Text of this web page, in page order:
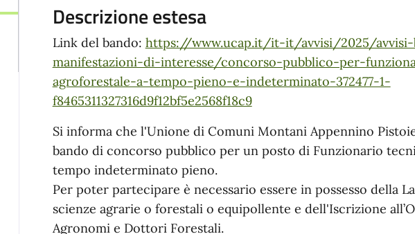
Descrizione estesa
Link del bando: https://www.ucap.it/it-it/avvisi/2025/avvisi-
manifestazioni-di-interesse/concorso-pubblico-per-
agroforestale-a-tempo-pieno-e-indeterminato-372477-1-
f8465311327316d9f12bf5e2568f18c9
Si informa che l'Unione di Comuni Montani Appennino
bando di concorso pubblico per un posto di Funzionario
tempo indeterminato pieno.
Per poter partecipare è necessario essere in possesso della
scienze agrarie o forestali o equipollente e dell'Iscrizione
Agronomi e Dottori Forestali.